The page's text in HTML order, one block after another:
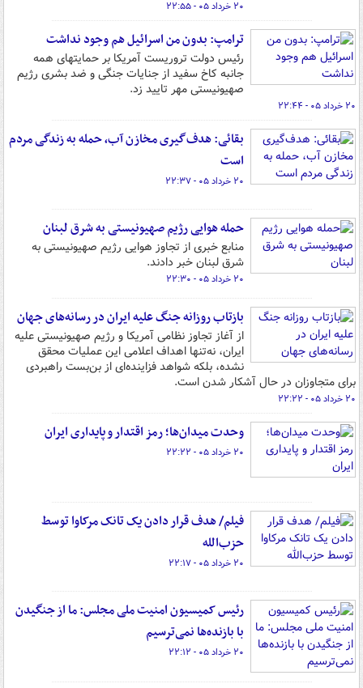
۲۰ خرداد ۰۵ - ۲۲:۵۵
ترامپ: بدون من اسرائیل هم وجود نداشت
رئیس دولت تروریست آمریکا بر حمایتهای همه
جانبه کاخ سفید از جنایات جنگی و ضد بشری رژیم
صهیونیستی مهر تایید زد.
۲۰ خرداد ۰۵ - ۲۲:۴۴
بقائی: هدف‌گیری مخازن آب، حمله به زندگی مردم
است
۲۰ خرداد ۰۵ - ۲۲:۳۷
حمله هوایی رژیم صهیونیستی به شرق لبنان
منابع خبری از تجاوز هوایی رژیم صهیونیستی به
شرق لبنان خبر دادند.
۲۰ خرداد ۰۵ - ۲۲:۳۰
بازتاب روزانه جنگ علیه ایران در رسانه‌های جهان
از آغاز تجاوز نظامی آمریکا و رژیم صهیونیستی علیه
ایران، نه‌تنها اهداف اعلامی این عملیات محقق
نشده، بلکه شواهد فزاینده‌ای از بن‌بست راهبردی
برای متجاوزان در حال آشکار شدن است.
۲۰ خرداد ۰۵ - ۲۲:۲۲
وحدت میدان‌ها؛ رمز اقتدار و پایداری ایران
۲۰ خرداد ۰۵ - ۲۲:۲۲
فیلم/ هدف قرار دادن یک تانک مرکاوا توسط
حزب‌الله
۲۰ خرداد ۰۵ - ۲۲:۱۷
رئیس کمیسیون امنیت ملی مجلس: ما از جنگیدن
با بازنده‌ها نمی‌ترسیم
۲۰ خرداد ۰۵ - ۲۲:۱۲